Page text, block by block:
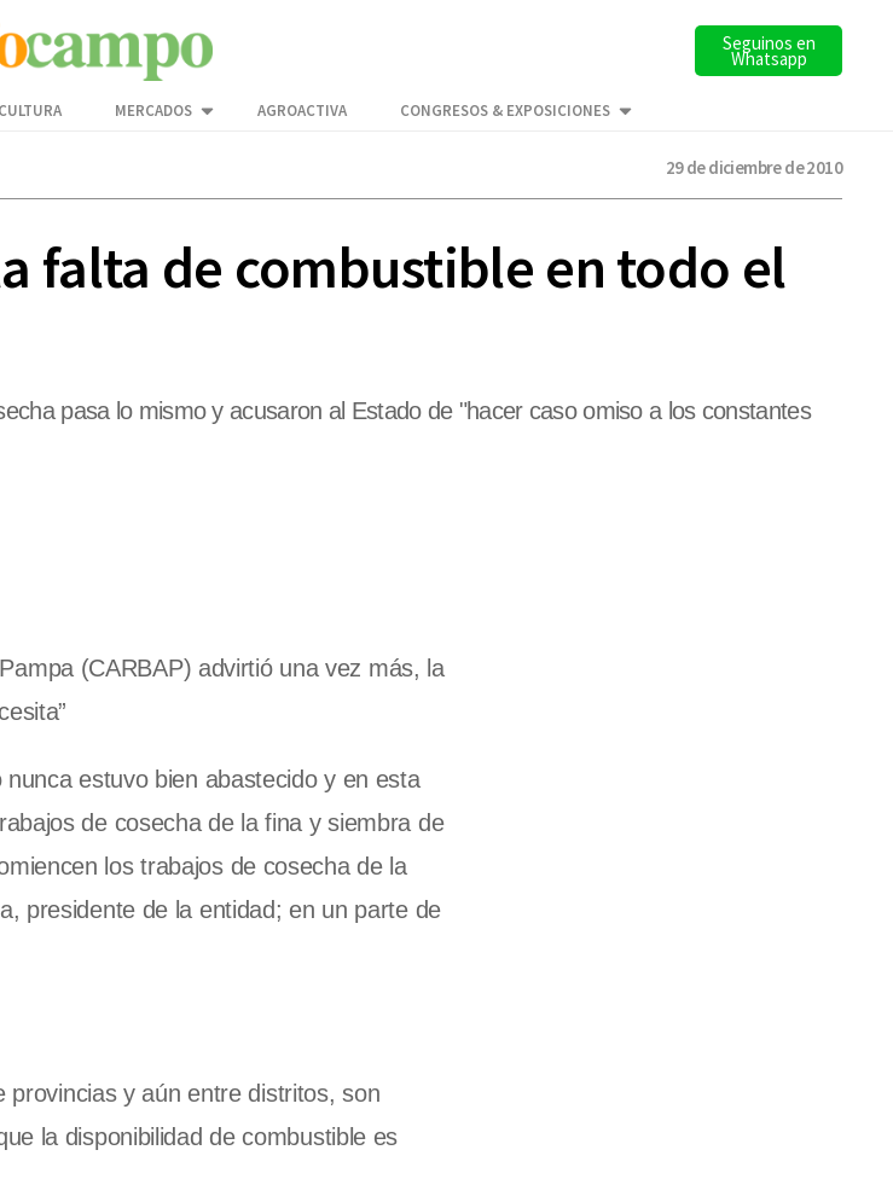
Seguinos en
Whatsapp
MERCADOS AGROACTIVA CONGRESOS & EXPOSICIONES
29 de diciembre de 2010
falta de combustible en todo el
pasa lo mismo y acusaron al Estado de "hacer caso omiso a los constantes
(CARBAP) advirtió una vez más, la
estuvo bien abastecido y en esta
de cosecha de la fina y siembra de
los trabajos de cosecha de la
presidente de la entidad; en un parte de
provincias y aún entre distritos, son
la disponibilidad de combustible es